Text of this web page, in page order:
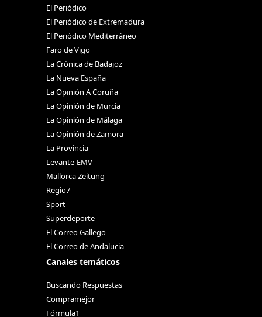
El Periódico
El Periódico de Extremadura
El Periódico Mediterráneo
Faro de Vigo
La Crónica de Badajoz
La Nueva España
La Opinión A Coruña
La Opinión de Murcia
La Opinión de Málaga
La Opinión de Zamora
La Provincia
Levante-EMV
Mallorca Zeitung
Regio7
Sport
Superdeporte
El Correo Gallego
El Correo de Andalucia
Canales temáticos
Buscando Respuestas
Compramejor
Fórmula1